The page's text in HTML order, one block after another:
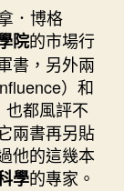
．博格
院的市場行
書，另外兩
）和
都風評不
兩書再另貼
他的這幾本
學的專家。